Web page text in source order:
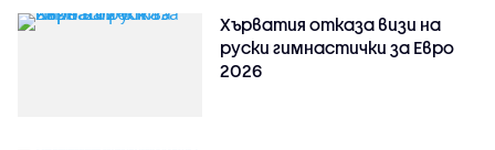
Хърватия отказа визи на
руски гимнастички за Евро
2026